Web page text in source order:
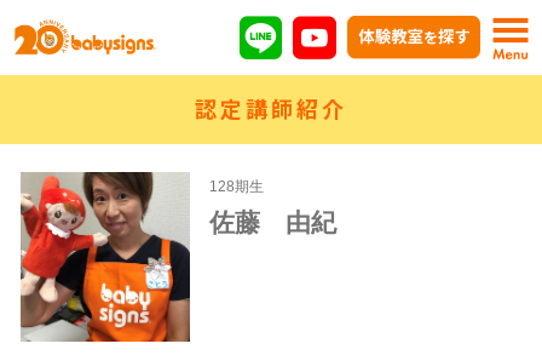
認定講師紹介
128期生
佐藤 由紀